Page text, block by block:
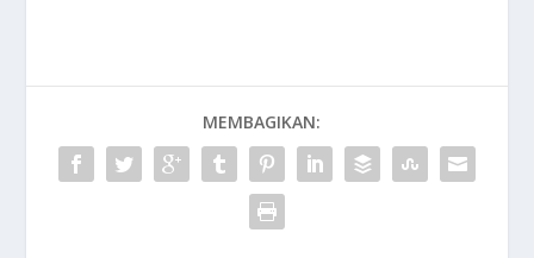
MEMBAGIKAN: